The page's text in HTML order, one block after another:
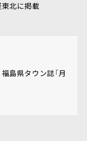
北に掲載
島県タウン誌「月